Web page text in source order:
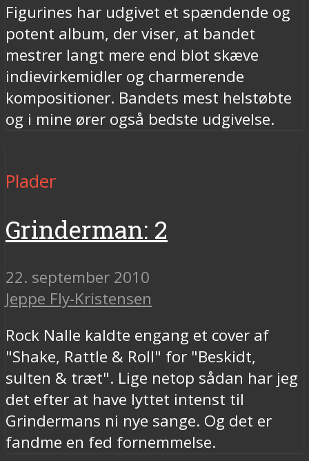
Figurines har udgivet et spændende og
potent album, der viser, at bandet
mestrer langt mere end blot skæve
indievirkemidler og charmerende
kompositioner. Bandets mest helstøbte
og i mine ører også bedste udgivelse.
Plader
Grinderman: 2
22. september 2010
Jeppe Fly-Kristensen
Rock Nalle kaldte engang et cover af
"Shake, Rattle & Roll" for "Beskidt,
sulten & træt". Lige netop sådan har jeg
det efter at have lyttet intenst til
Grindermans ni nye sange. Og det er
fandme en fed fornemmelse.